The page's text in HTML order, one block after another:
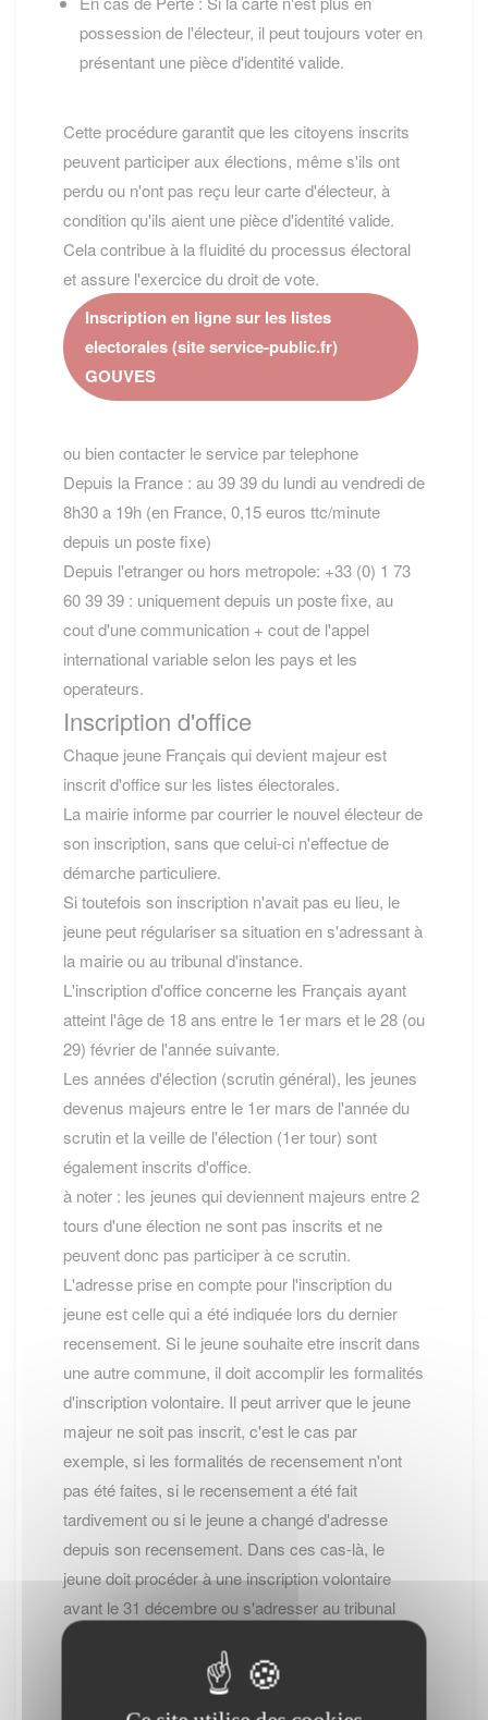
possession de l'électeur, il peut toujours voter en
présentant une pièce d'identité valide.
Cette procédure garantit que les citoyens inscrits
peuvent participer aux élections, même s'ils ont
perdu ou n'ont pas reçu leur carte d'électeur, à
condition qu'ils aient une pièce d'identité valide.
Cela contribue à la fluidité du processus électoral
et assure l'exercice du droit de vote.
Inscription en ligne sur les listes
electorales (site service-public.fr)
GOUVES
ou bien contacter le service par telephone
Depuis la France : au 39 39 du lundi au vendredi de
8h30 a 19h (en France, 0,15 euros ttc/minute
depuis un poste fixe)
Depuis l'etranger ou hors metropole: +33 (0) 1 73
60 39 39 : uniquement depuis un poste fixe, au
cout d'une communication + cout de l'appel
international variable selon les pays et les
operateurs.
Inscription d'office
Chaque jeune Français qui devient majeur est
inscrit d'office sur les listes électorales.
La mairie informe par courrier le nouvel électeur de
son inscription, sans que celui-ci n'effectue de
démarche particuliere.
Si toutefois son inscription n'avait pas eu lieu, le
jeune peut régulariser sa situation en s'adressant à
la mairie ou au tribunal d'instance.
L'inscription d'office concerne les Français ayant
atteint l'âge de 18 ans entre le 1er mars et le 28 (ou
29) février de l'année suivante.
Les années d'élection (scrutin général), les jeunes
devenus majeurs entre le 1er mars de l'année du
scrutin et la veille de l'élection (1er tour) sont
également inscrits d'office.
à noter : les jeunes qui deviennent majeurs entre 2
tours d'une élection ne sont pas inscrits et ne
peuvent donc pas participer à ce scrutin.
L'adresse prise en compte pour l'inscription du
jeune est celle qui a été indiquée lors du dernier
recensement. Si le jeune souhaite etre inscrit dans
une autre commune, il doit accomplir les formalités
d'inscription volontaire. Il peut arriver que le jeune
majeur ne soit pas inscrit, c'est le cas par
exemple, si les formalités de recensement n'ont
pas été faites, si le recensement a été fait
tardivement ou si le jeune a changé d'adresse
depuis son recensement. Dans ces cas-là, le
jeune doit procéder à une inscription volontaire
avant le 31 décembre ou s'adresser au tribunal
d'instance pour demander son inscription.
Inscription volontaire